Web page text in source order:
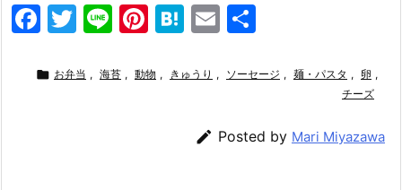
F
c
T
itt
Li
e
Pi
er
H
e
a
E
ai
 お弁当 , 海苔 , 動物 , きゅうり , ソーセージ , 麺・パスタ , 卵 ,
チーズ
 Posted by Mari Miyazawa